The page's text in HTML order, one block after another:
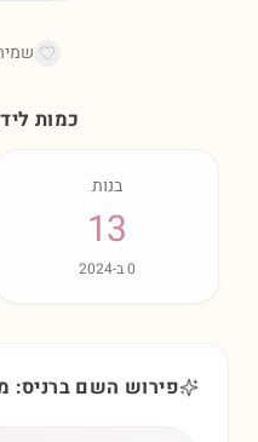
כמות
בנות
13
0ב-2024
פירוש השם ברניס: